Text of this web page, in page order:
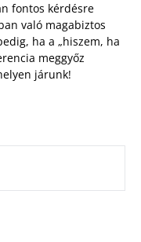
fontos kérdésre
való magabiztos
ha a „hiszem, ha
meggyőz
járunk!